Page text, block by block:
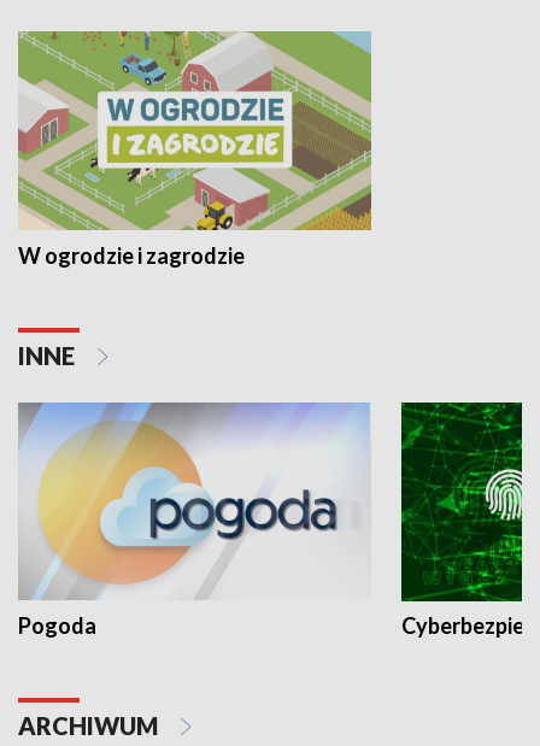
W ogrodzie i zagrodzie
INNE
Pogoda
ARCHIWUM